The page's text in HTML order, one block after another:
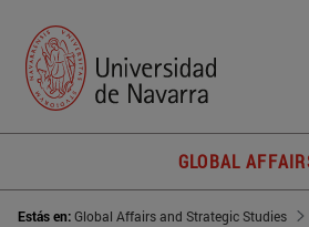
GLOBAL
Estás en:Global Affairs and Strategic Studies